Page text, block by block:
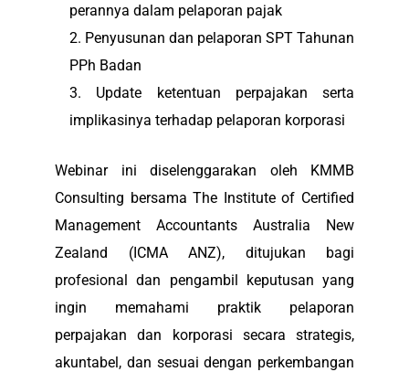
perannya dalam pelaporan pajak
Penyusunan dan pelaporan SPT Tahunan
PPh Badan
Update ketentuan perpajakan serta
implikasinya terhadap pelaporan korporasi
Webinar ini diselenggarakan oleh KMMB
Consulting bersama The Institute of Certified
Management Accountants Australia New
Zealand (ICMA ANZ), ditujukan bagi
profesional dan pengambil keputusan yang
ingin memahami praktik pelaporan
perpajakan dan korporasi secara strategis,
akuntabel, dan sesuai dengan perkembangan